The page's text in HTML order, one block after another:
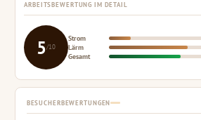
ARBEITSBEWERTUNG IM DETAIL
5/10
Strom
Lärm
Gesamt
BESUCHERBEWERTUNGEN